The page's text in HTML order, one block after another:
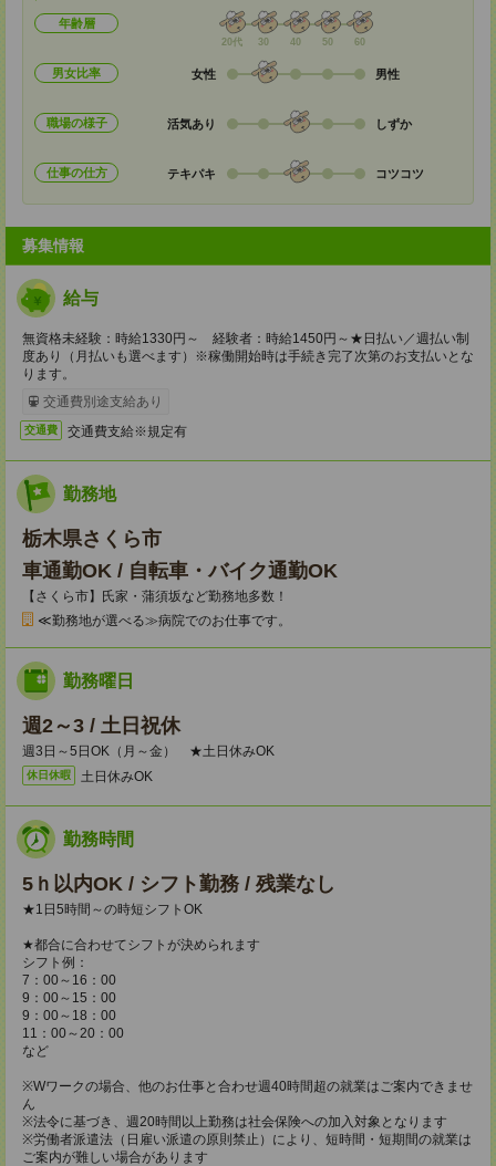
年齢層
20代 30 40 50 60
男女比率 女性 男性
職場の様子 活気あり しずか
仕事の仕方 テキパキ コツコツ
募集情報
給与
無資格未経験：時給1330円～ 経験者：時給1450円～★日払い／週払い制
度あり（月払いも選べます）※稼働開始時は手続き完了次第のお支払いとな
ります。
交通費別途支給あり
交通費 交通費支給※規定有
勤務地
栃木県さくら市
車通勤OK / 自転車・バイク通勤OK
【さくら市】氏家・蒲須坂など勤務地多数！
≪勤務地が選べる≫病院でのお仕事です。
勤務曜日
週2～3 / 土日祝休
週3日～5日OK（月～金） ★土日休みOK
休日休暇 土日休みOK
勤務時間
5ｈ以内OK / シフト勤務 / 残業なし
★1日5時間～の時短シフトOK
★都合に合わせてシフトが決められます
シフト例：
7：00～16：00
9：00～15：00
9：00～18：00
11：00～20：00
など
※Wワークの場合、他のお仕事と合わせ週40時間超の就業はご案内できませ
ん
※法令に基づき、週20時間以上勤務は社会保険への加入対象となります
※労働者派遣法（日雇い派遣の原則禁止）により、短時間・短期間の就業は
ご案内が難しい場合があります